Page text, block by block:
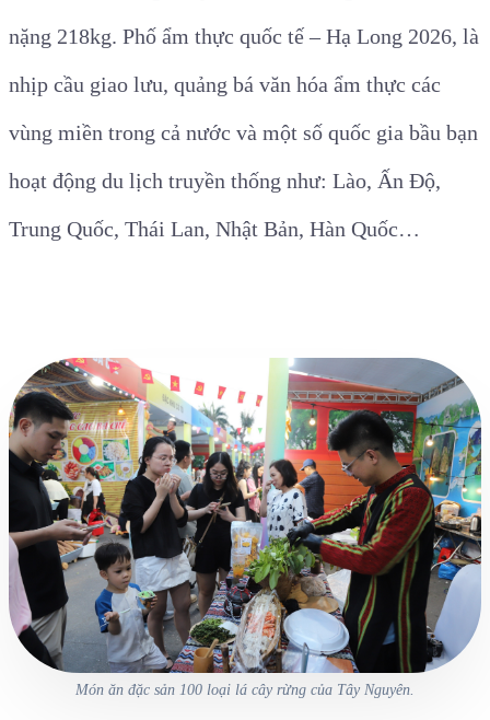
nặng 218kg. Phố ẩm thực quốc tế – Hạ Long 2026, là
nhịp cầu giao lưu, quảng bá văn hóa ẩm thực các
vùng miền trong cả nước và một số quốc gia bầu bạn
hoạt động du lịch truyền thống như: Lào, Ấn Độ,
Trung Quốc, Thái Lan, Nhật Bản, Hàn Quốc…
Món ăn đặc sản 100 loại lá cây rừng của Tây Nguyên.